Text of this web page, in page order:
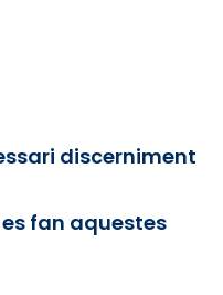
discerniment
es fan aquestes